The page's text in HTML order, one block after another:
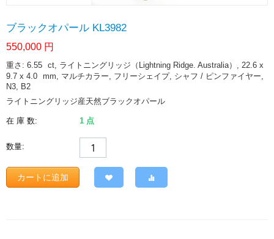
ブラックオパール KL3982
550,000 円
重さ: 6.55 ct, ライトニングリッジ（Lightning Ridge. Australia）, 22.6 x
9.7 x 4.0 mm, マルチカラー, フリーシェイプ, シャフ / ピンファイヤー,
N3, B2
ライトニングリッジ産天然ブラックオパール
在 庫 数: 1 点
数量:
カートに追加